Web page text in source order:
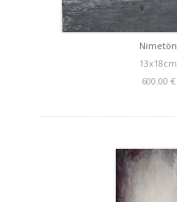
Nimetön
13x18cm
600.00 €